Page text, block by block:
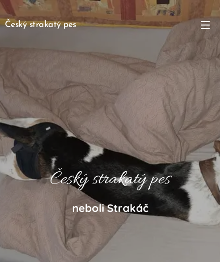
Český strakatý pes
Český strakatý pes
neboli Strakáč